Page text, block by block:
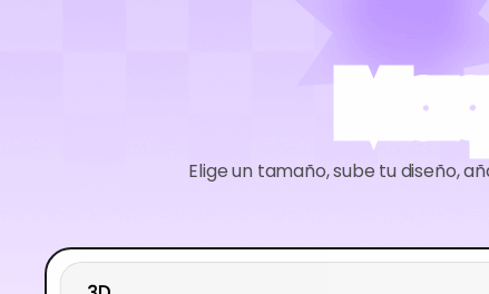
Elige un tamaño, sube tu diseño,